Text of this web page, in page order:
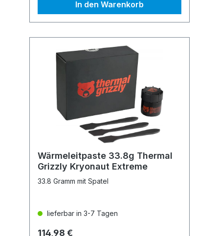
In den Warenkorb
Wärmeleitpaste 33.8g Thermal
Grizzly Kryonaut Extreme
33.8 Gramm mit Spatel
lieferbar in 3-7 Tagen
114,98 €